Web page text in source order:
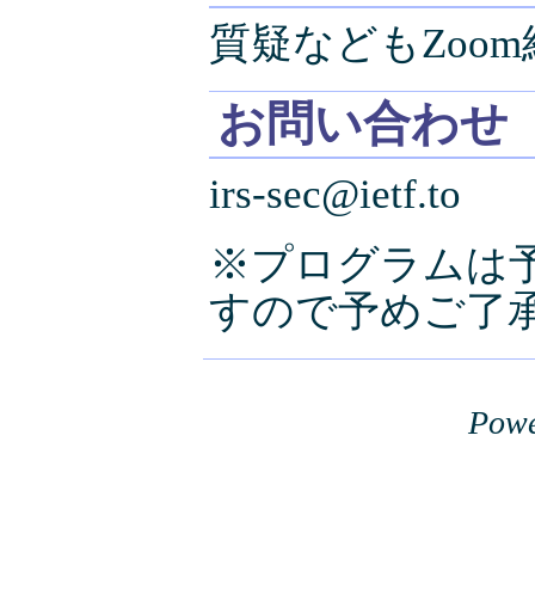
質疑なども
お問い合わせ
irs-sec@ietf.to
※プログラムは
すので予めご了